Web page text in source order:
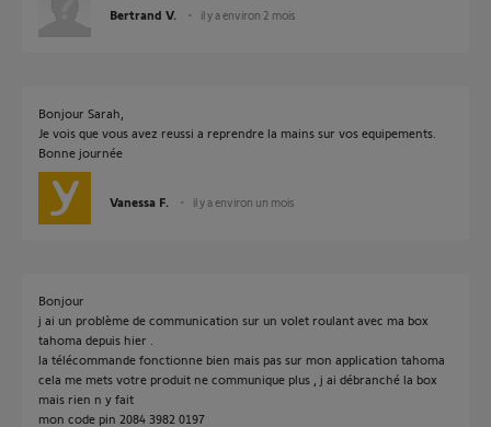
Bertrand V. il y a environ 2 mois
Bonjour Sarah,
Je vois que vous avez reussi a reprendre la mains sur vos equipements.
Bonne journée
Vanessa F. il y a environ un mois
Bonjour
j ai un problème de communication sur un volet roulant avec ma box
tahoma depuis hier .
la télécommande fonctionne bien mais pas sur mon application tahoma
cela me mets votre produit ne communique plus , j ai débranché la box
mais rien n y fait
mon code pin 2084 3982 0197